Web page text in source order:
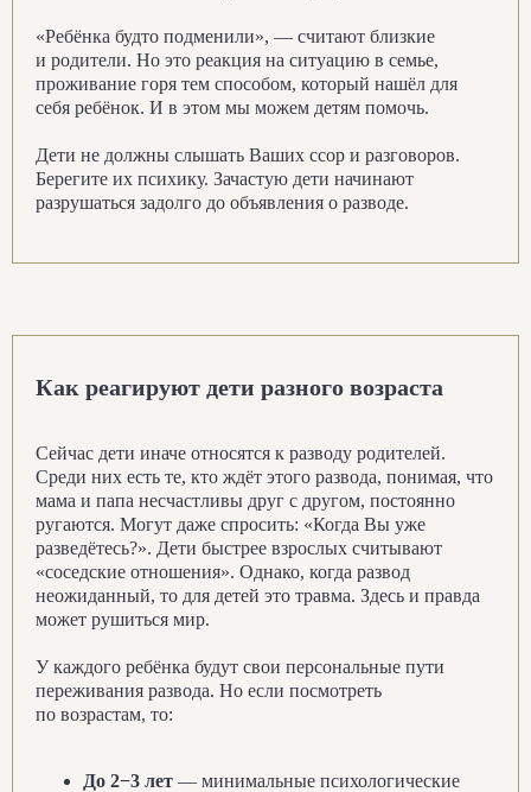
«Ребёнка будто подменили», — считают близкие
и родители. Но это реакция на ситуацию в семье,
проживание горя тем способом, который нашёл для
себя ребёнок. И в этом мы можем детям помочь.
Дети не должны слышать Ваших ссор и разговоров.
Берегите их психику. Зачастую дети начинают
разрушаться задолго до объявления о разводе.
Как реагируют дети разного возраста
Сейчас дети иначе относятся к разводу родителей.
Среди них есть те, кто ждёт этого развода, понимая, что
мама и папа несчастливы друг с другом, постоянно
ругаются. Могут даже спросить: «Когда Вы уже
разведётесь?». Дети быстрее взрослых считывают
«соседские отношения». Однако, когда развод
неожиданный, то для детей это травма. Здесь и правда
может рушиться мир.
У каждого ребёнка будут свои персональные пути
переживания развода. Но если посмотреть
по возрастам, то:
До 2−3 лет — минимальные психологические